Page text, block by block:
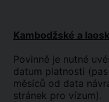
Kambodžské a
Povinně je nutné
datum platnosti
měsíců od data
stránek pro vízum).